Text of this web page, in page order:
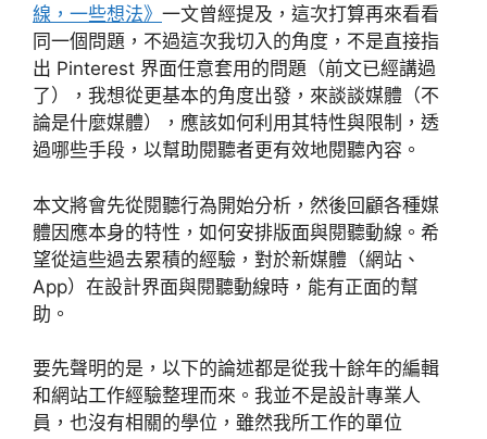
線，一些想法》 一文曾經提及，這次打算再來看看
同一個問題，不過這次我切入的角度，不是直接指
出 Pinterest 界面任意套用的問題（前文已經講過
了），我想從更基本的角度出發，來談談媒體（不
論是什麼媒體），應該如何利用其特性與限制，透
過哪些手段，以幫助閱聽者更有效地閱聽內容。
本文將會先從閱聽行為開始分析，然後回顧各種媒
體因應本身的特性，如何安排版面與閱聽動線。希
望從這些過去累積的經驗，對於新媒體（網站、
App）在設計界面與閱聽動線時，能有正面的幫
助。
要先聲明的是，以下的論述都是從我十餘年的編輯
和網站工作經驗整理而來。我並不是設計專業人
員，也沒有相關的學位，雖然我所工作的單位